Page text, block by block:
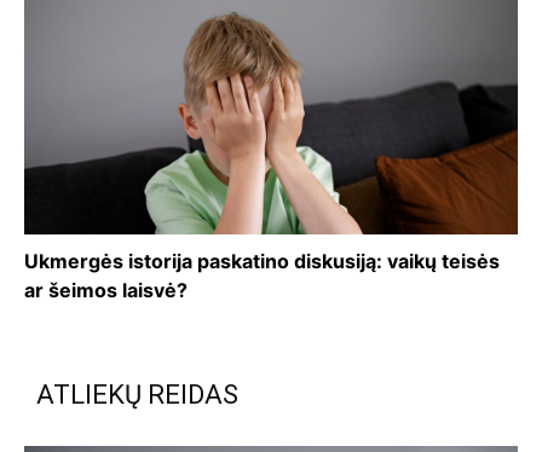
Ukmergės istorija paskatino diskusiją: vaikų teisės
ar šeimos laisvė?
ATLIEKŲ REIDAS